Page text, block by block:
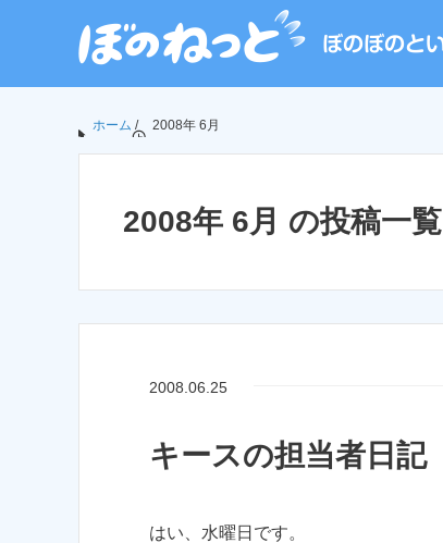
ホーム / 2008年 6月
2008年 6月 の投稿一覧
2008.06.25
キースの担当者日記
はい、水曜日です。